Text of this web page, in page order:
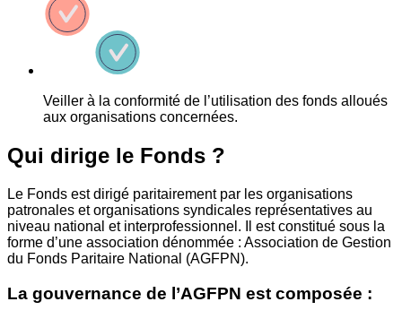
Veiller à la conformité de l’utilisation des fonds alloués
aux organisations concernées.
Qui dirige le Fonds ?
Le Fonds est dirigé paritairement par les organisations
patronales et organisations syndicales représentatives au
niveau national et interprofessionnel. Il est constitué sous la
forme d’une association dénommée : Association de Gestion
du Fonds Paritaire National (AGFPN).
La gouvernance de l’AGFPN est composée :